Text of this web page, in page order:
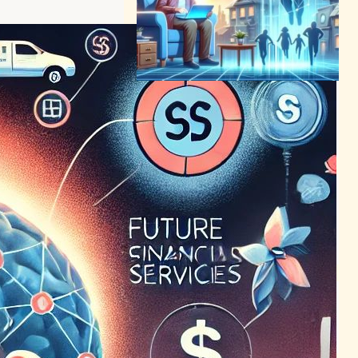
メタバース、高齢者の生活を
刷新し新たな可能性を開く
メタバースニュース
2024年3月6日18:29
MITが物質使用障害対策の新
プログラムを開始、イノベー
ションで社会に希望を
テクノロジーと社会ニュース
2024年3月6日13:11
金融IT変革の核心：データと
分析の進化がもたらす未来
AI（人工知能）ニュース
2024年2月27日0:36